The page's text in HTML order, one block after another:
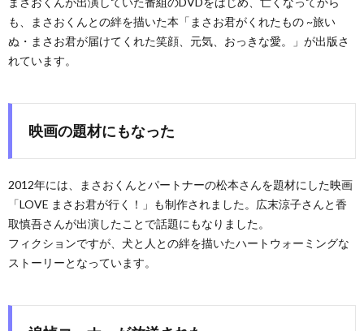
も、まさおくんとの絆を描いた本「まさお君がくれたもの ~旅い
ぬ・まさお君が届けてくれた笑顔、元気、おっきな愛。」が出版さ
れています。
映画の題材にもなった
2012年には、まさおくんとパートナーの松本さんを題材にした映画
「LOVE まさお君が行く！」も制作されました。広末涼子さんと香
取慎吾さんが出演したことで話題にもなりました。
フィクションですが、犬と人との絆を描いたハートウォーミングな
ストーリーとなっています。